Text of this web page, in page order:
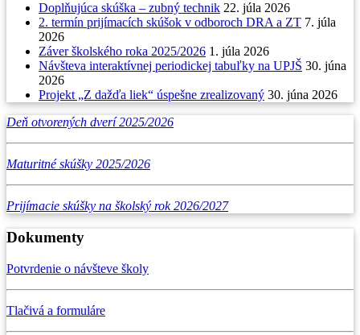
Doplňujúca skúška – zubný technik 22. júla 2026
2. termín prijímacích skúšok v odboroch DRA a ZT 7. júla
2026
Záver školského roka 2025/2026 1. júla 2026
Návšteva interaktívnej periodickej tabuľky na UPJŠ 30. júna
2026
Projekt „Z dažďa liek“ úspešne zrealizovaný 30. júna 2026
Deň otvorených dverí 2025/2026
Maturitné skúšky 2025/2026
Prijímacie skúšky na školský rok 2026/2027
Dokumenty
Potvrdenie o návšteve školy
Tlačivá a formuláre